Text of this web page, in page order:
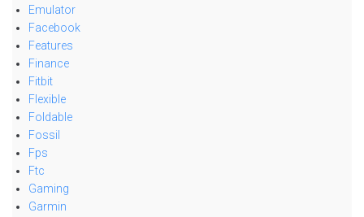
Emulator
Facebook
Features
Finance
Fitbit
Flexible
Foldable
Fossil
Fps
Ftc
Gaming
Garmin